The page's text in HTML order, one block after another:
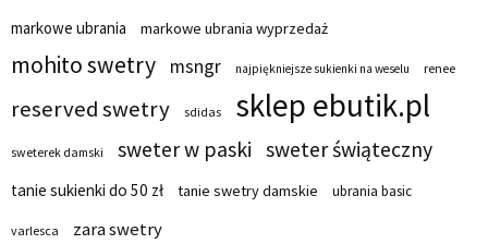
markowe ubrania markowe ubrania wyprzedaż
mohito swetry msngr najpiękniejsze sukienki na weselu renee
reserved swetry sdidas sklep ebutik.pl
sweterek damski sweter w paski sweter świąteczny
tanie sukienki do 50 zł tanie swetry damskie ubrania basic
varlesca zara swetry